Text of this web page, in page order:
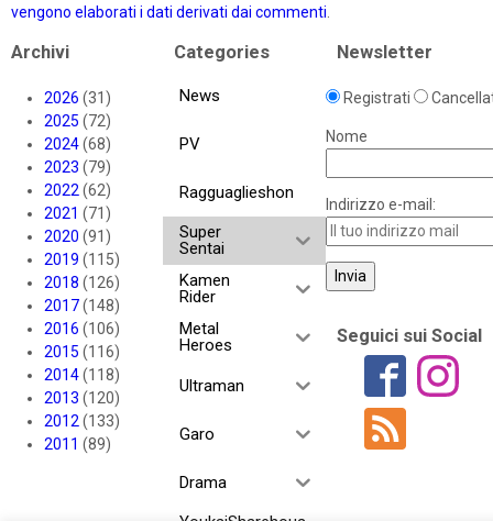
vengono elaborati i dati derivati dai commenti.
Archivi
2026 (31)
2025 (72)
2024(68)
2023 (79)
2022(62)
2021 (71)
2020 (91)
2019 (115)
2018 (126)
2017(148)
2016 (106)
2015 (116)
2014(118)
2013 (120)
2012(133)
2011 (89)
Categories
News
PV
Ragguaglieshon
Super
Sentai
Kamen
Rider
Metal
Heroes
Ultraman
Garo
Drama
Newsletter
Registrati
Nome
Indirizzo e-mail:
Seguici sui Social